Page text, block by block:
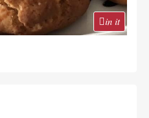
in it